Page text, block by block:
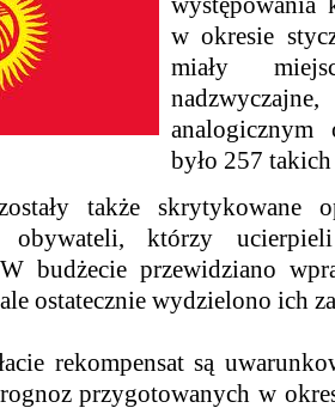
w okresie
miały
analogicznym
było 257
także skrytykowane
obywateli, którzy
budżecie przewidziano
ostatecznie wydzielono ich
rekompensat są
przygotowanych w